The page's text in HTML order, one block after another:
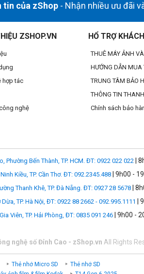
tin của zShop - Nhận nhiều ưu đãi
ZSHOP.VN
hợp tác
nghệ
HỔ TRỢ
THUÊ MÁY ẢNH
HƯỚNG DẪN MUA
TRUNG TÂM BẢO
THÔNG TIN
Chính sách bảo
Phường Bến Thành, TP. HCM. ĐT: 0922 022 022 |
Kiều, TP. Cần Thơ. ĐT: 092.2345.488 | 9h00 -
Thanh Khê, TP. Đà Nẵng. ĐT: 0927 28 5678 |
TP. Hà Nội, ĐT: 0922 88 2662 - 092.995.1111
|
Viên, TP. Hải Phòng, ĐT: 0835 091 246 | 9h00 -
nghệ số Đỉnh Cao - zShop.vn All Rights
Thẻ nhớ Micro SD
Thẻ nhớ SD